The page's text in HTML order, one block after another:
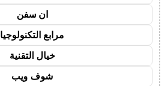
ان سفن
مرابع التكنولوجيا
خيال التقنية
شوف ويب